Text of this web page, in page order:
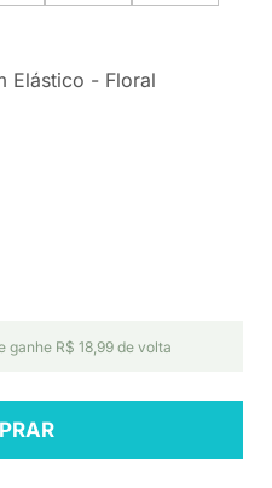
Elástico - Floral
ganhe R$ 18,99 de volta